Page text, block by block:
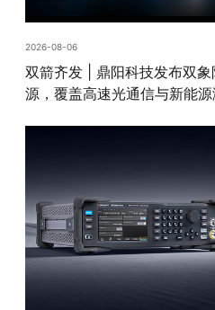
2026-08-06
双箭齐发 | 鼎阳科技发布双
源，覆盖高速光通信与新能